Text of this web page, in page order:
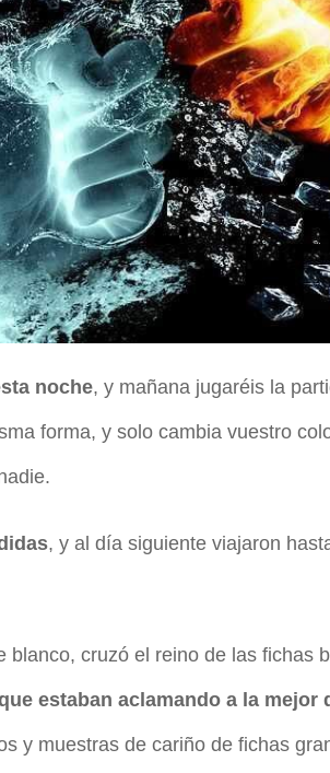
noche, y mañana jugaréis la
forma, y solo cambia vuestro
, y al día siguiente viajaron
blanco, cruzó el reino de las fichas
estaban aclamando a la mejor
y muestras de cariño de fichas